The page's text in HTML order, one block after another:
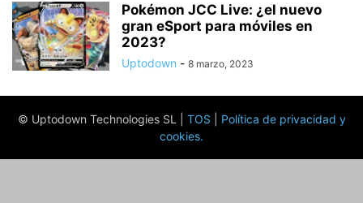
Pokémon JCC Live: ¿el nuevo
gran eSport para móviles en
2023?
Uptodown - 8 marzo, 2023
© Uptodown Technologies SL | TOS
Política de privacidad y
cookies.